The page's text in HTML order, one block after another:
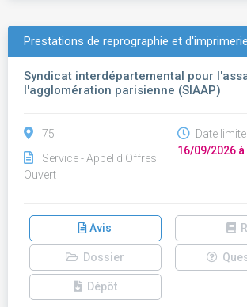
Prestations de reprographie et d'imprimerie
Syndicat interdépartemental pour
l'agglomération parisienne (SIAAP)
75
Service - Appel d'Offres
Ouvert
Date
16/09/2026 à
Avis
Dossier
Dépôt